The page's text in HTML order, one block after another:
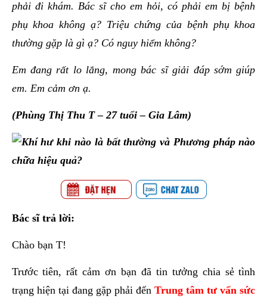
phải đi khám. Bác sĩ cho em hỏi, có phải em bị bệnh
phụ khoa không ạ? Triệu chứng của bệnh phụ khoa
thường gặp là gì ạ? Có nguy hiểm không?
Em đang rất lo lắng, mong bác sĩ giải đáp sớm giúp
em. Em cảm ơn ạ.
(Phùng Thị Thu T – 27 tuổi – Gia Lâm)
Bác sĩ trả lời:
Chào bạn T!
Trước tiên, rất cảm ơn bạn đã tin tưởng chia sẻ tình
trạng hiện tại đang gặp phải đếnTrung tâm tư vấn sức